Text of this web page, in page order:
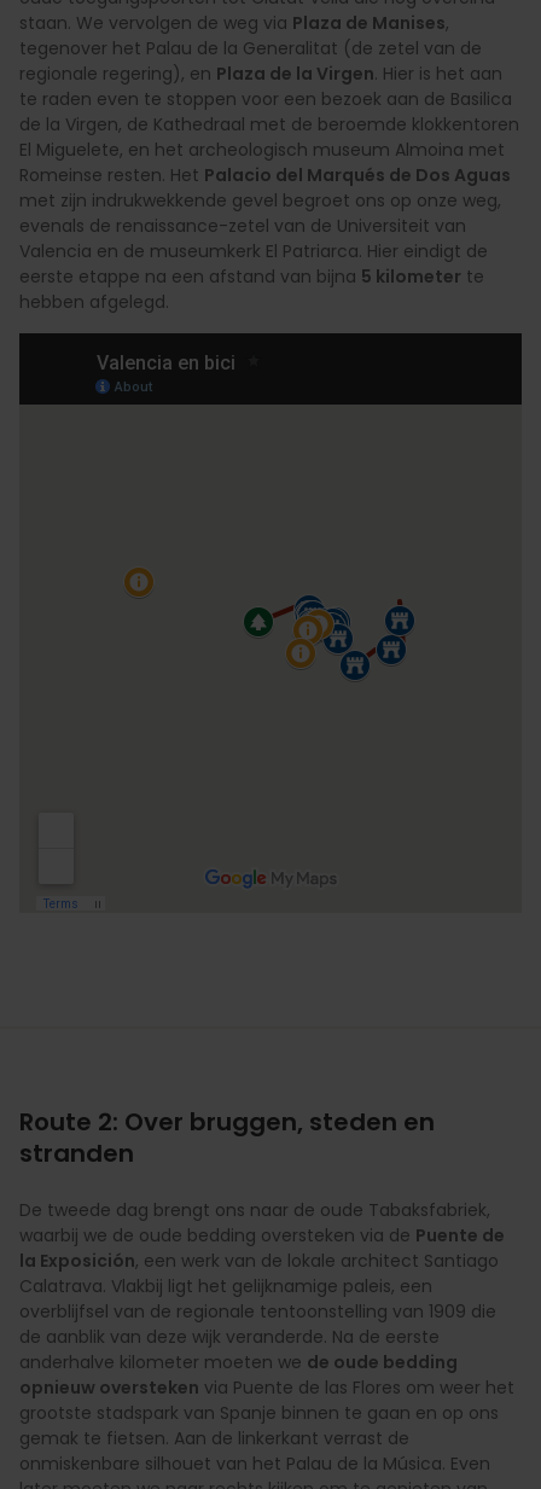
staan. We vervolgen de weg via Plaza de Manises,
tegenover het Palau de la Generalitat (de zetel van de
regionale regering), en Plaza de la Virgen. Hier is het aan
te raden even te stoppen voor een bezoek aan de Basilica
de la Virgen, de Kathedraal met de beroemde klokkentoren
El Miguelete, en het archeologisch museum Almoina met
Romeinse resten. Het Palacio del Marqués de Dos Aguas
met zijn indrukwekkende gevel begroet ons op onze weg,
evenals de renaissance-zetel van de Universiteit van
Valencia en de museumkerk El Patriarca. Hier eindigt de
eerste etappe na een afstand van bijna 5 kilometer te
hebben afgelegd.
Route 2: Over bruggen, steden en
stranden
De tweede dag brengt ons naar de oude Tabaksfabriek,
waarbij we de oude bedding oversteken via de Puente de
la Exposición, een werk van de lokale architect Santiago
Calatrava. Vlakbij ligt het gelijknamige paleis, een
overblijfsel van de regionale tentoonstelling van 1909 die
de aanblik van deze wijk veranderde. Na de eerste
anderhalve kilometer moeten we de oude bedding
opnieuw oversteken via Puente de las Flores om weer het
grootste stadspark van Spanje binnen te gaan en op ons
gemak te fietsen. Aan de linkerkant verrast de
onmiskenbare silhouet van het Palau de la Música. Even